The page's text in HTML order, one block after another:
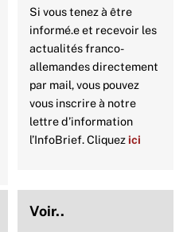
Si vous tenez à être
informé.e et recevoir les
actualités franco-
allemandes directement
par mail, vous pouvez
vous inscrire à notre
lettre d’information
l’InfoBrief. Cliquezici
Voir..